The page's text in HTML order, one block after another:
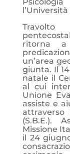
ritorna
un’area
giunta. Il
natale il
al cui
Unione
assiste e
attraverso
(S.B.E.).
Missione
il 24